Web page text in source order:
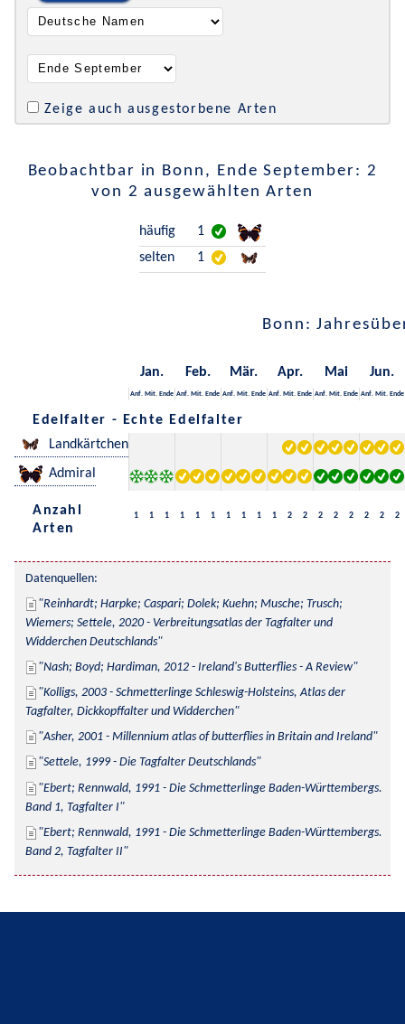
Zeige auch ausgestorbene Arten
Beobachtbar in Bonn, Ende September: 2
von 2 ausgewählten Arten
häufig
1
selten
1
Bonn:
Jan. Feb. Mär. Apr. Mai Jun.
Anf. Mit. Ende Anf. Mit. Ende Anf. Mit. Ende Anf. Mit. Ende Anf. Mit. Ende Anf. Mit. Ende
Edelfalter - Echte Edelfalter
Landkärtchen
Admiral
Anzahl
Arten
1 1 1 1 1 1 1 1 1 1 2 2 2 2 2 2 2 2
Datenquellen:
Reinhardt; Harpke; Caspari; Dolek; Kuehn; Musche; Trusch;
Wiemers; Settele, 2020 - Verbreitungsatlas der Tagfalter und
Widderchen Deutschlands
Nash; Boyd; Hardiman, 2012 - Ireland's Butterflies - A Review
Kolligs, 2003 - Schmetterlinge Schleswig-Holsteins, Atlas der
Tagfalter, Dickkopffalter und Widderchen
Asher, 2001 - Millennium atlas of butterflies in Britain and Ireland
Settele, 1999 - Die Tagfalter Deutschlands
Ebert; Rennwald, 1991 - Die Schmetterlinge Baden-Württembergs.
Band 1, Tagfalter I
Ebert; Rennwald, 1991 - Die Schmetterlinge Baden-Württembergs.
Band 2, Tagfalter II